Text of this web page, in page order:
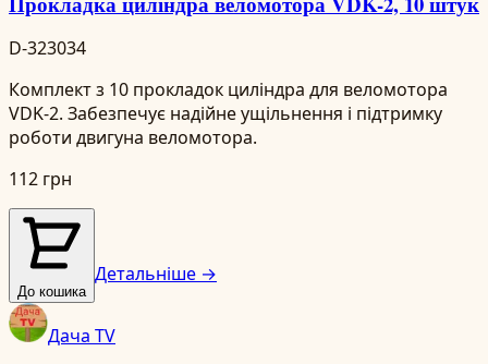
D-323034
Комплект з 10 прокладок циліндра для веломотора
VDK-2. Забезпечує надійне ущільнення і підтримку
роботи двигуна веломотора.
112 грн
До кошика
Детальніше →
Дача TV